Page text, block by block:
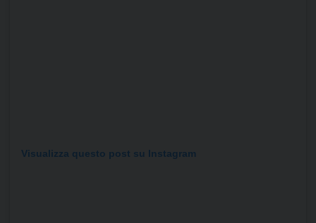
Visualizza questo post su Instagram